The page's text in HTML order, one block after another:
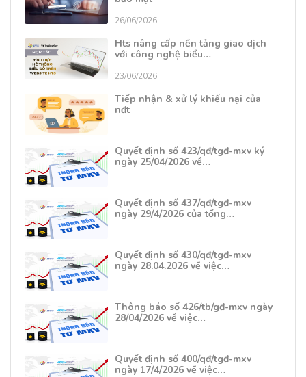
26/06/2026
Hts nâng cấp nền tảng giao dịch
với công nghệ biểu…
23/06/2026
Tiếp nhận & xử lý khiếu nại của
nđt
Quyết định số 423/qđ/tgđ-mxv ký
ngày 25/04/2026 về…
Quyết định số 437/qđ/tgđ-mxv
ngày 29/4/2026 của tổng…
Quyết định số 430/qđ/tgđ-mxv
ngày 28.04.2026 về việc…
Thông báo số 426/tb/gđ-mxv ngày
28/04/2026 về việc…
Quyết định số 400/qđ/tgđ-mxv
ngày 17/4/2026 về việc…